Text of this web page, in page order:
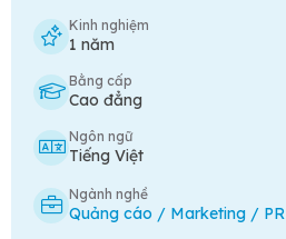
Kinh nghiệm
1 năm
Bằng cấp
Cao đẳng
Ngôn ngữ
Tiếng Việt
Ngành nghề
Quảng cáo / Marketing / PR